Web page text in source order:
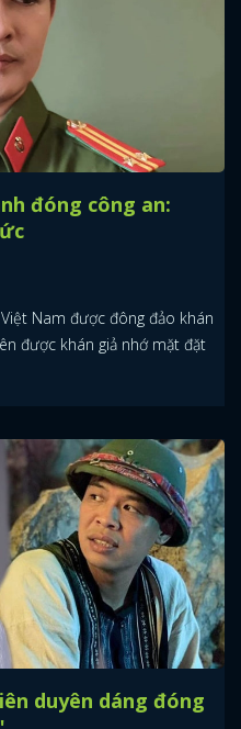
đóng công an:
Nam được đông đảo khán
được khán giả nhớ mặt đặt
duyên dáng đóng